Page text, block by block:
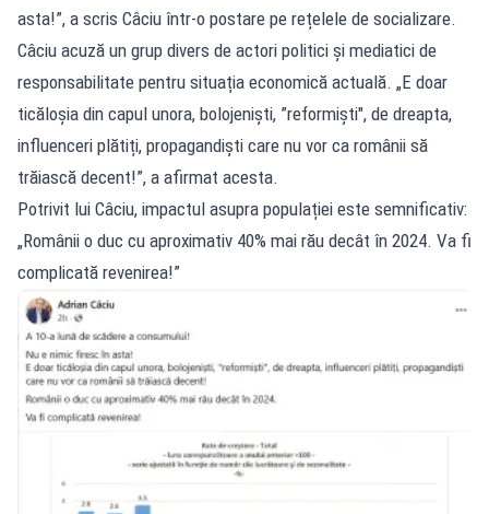
asta!”, a scris Câciu într-o postare pe rețelele de socializare.
Câciu acuză un grup divers de actori politici și mediatici de
responsabilitate pentru situația economică actuală. „E doar
ticăloșia din capul unora, bolojeniști, ”reformiști", de dreapta,
influenceri plătiți, propagandiști care nu vor ca românii să
trăiască decent!”, a afirmat acesta.
Potrivit lui Câciu, impactul asupra populației este semnificativ:
„Românii o duc cu aproximativ 40% mai rău decât în 2024. Va fi
complicată revenirea!”